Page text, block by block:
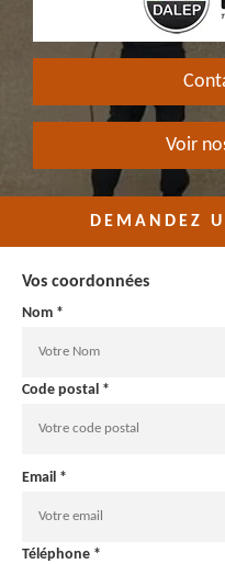
Voir
DEMANDEZ
Vos coordonnées
Nom *
Code postal *
Email *
Téléphone *